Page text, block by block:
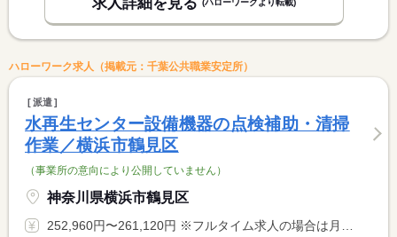
(ハローワークより転載)
ハローワーク求人（掲載元：千葉公共職業安定所）
派遣
水再生センター設備機器の点検補助・清掃
作業／横浜市鶴見区
（事業所の意向により公開していません）
神奈川県横浜市鶴見区
252,960円〜261,120円 ※フルタイム求人の場合は月額（換算額）、パート求人の場合は時間額を表示しています。